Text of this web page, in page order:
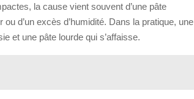
la cause vient souvent d’une pâte
d’un excès d’humidité. Dans la pratique, une
et une pâte lourde qui s’affaisse.